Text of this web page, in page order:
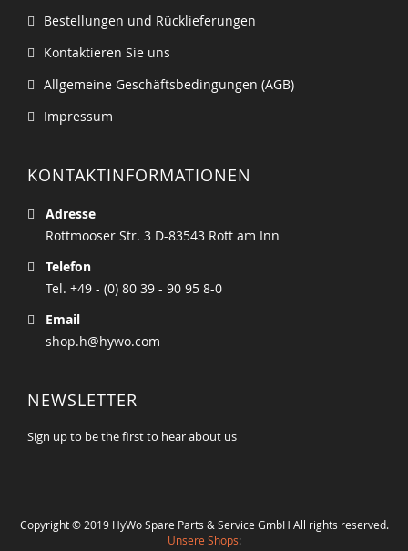
Bestellungen und Rücklieferungen
Kontaktieren Sie uns
Allgemeine Geschäftsbedingungen (AGB)
Impressum
KONTAKTINFORMATIONEN
Adresse
Rottmooser Str. 3 D-83543 Rott am Inn
Telefon
Tel. +49 - (0) 80 39 - 90 95 8-0
Email
shop.h@hywo.com
NEWSLETTER
Sign up to be the first to hear about us
Copyright © 2019 HyWo Spare Parts & Service GmbH All rights reserved.
Unsere Shops: